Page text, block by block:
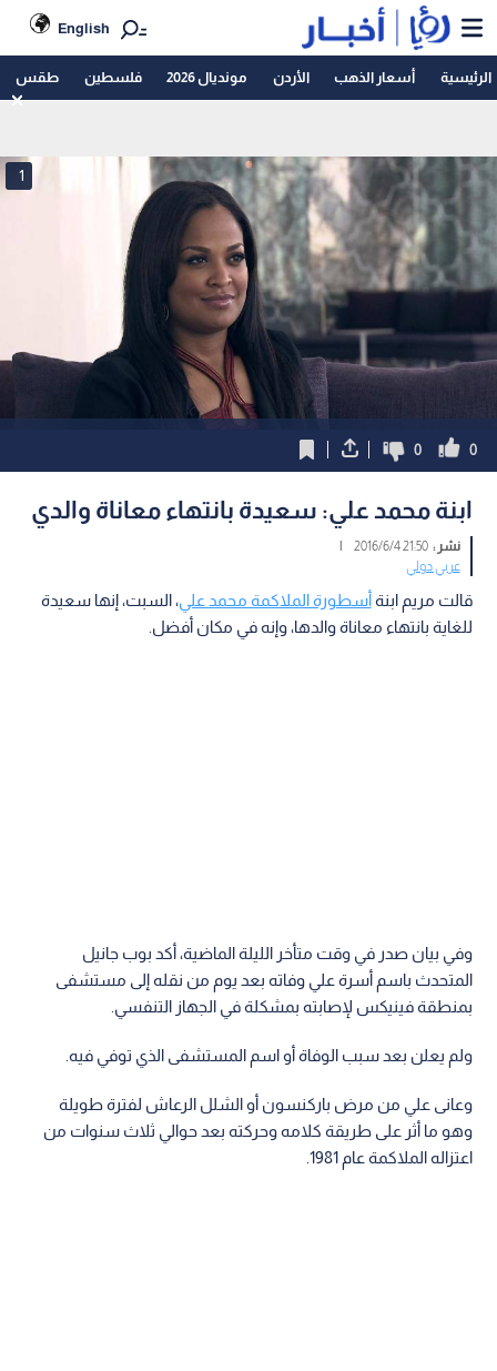
English
الرئيسية أسعار الذهب الأردن مونديال 2026 فلسطين طقس
1
0
0
ابنة محمد علي: سعيدة بانتهاء معاناة والدي
نشر :21:50 2016/6/4
|
عربي دولي
قالت مريم ابنةأسطورة الملاكمة محمد علي، السبت، إنها سعيدة
للغاية بانتهاء معاناة والدها، وإنه في مكان أفضل.
وفي بيان صدر في وقت متأخر الليلة الماضية، أكد بوب جانيل
المتحدث باسم أسرة علي وفاته بعد يوم من نقله إلى مستشفى
بمنطقة فينيكس لإصابته بمشكلة في الجهاز التنفسي.
ولم يعلن بعد سبب الوفاة أو اسم المستشفى الذي توفي فيه.
وعانى علي من مرض باركنسون أو الشلل الرعاش لفترة طويلة
وهو ما أثر على طريقة كلامه وحركته بعد حوالي ثلاث سنوات من
اعتزاله الملاكمة عام 1981.